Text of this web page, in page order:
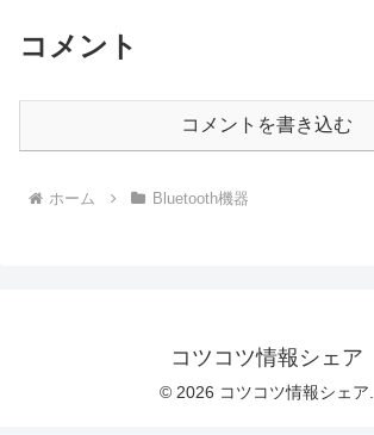
コメント
コメントを書き込む
ホーム Bluetooth機器
コツコツ情報シェア
© 2026 コツコツ情報シェア.